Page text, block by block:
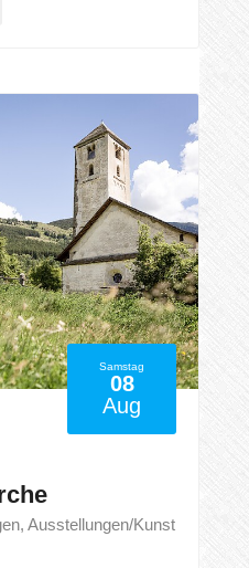
Samstag
08
Aug
Ausstellungen/Kunst